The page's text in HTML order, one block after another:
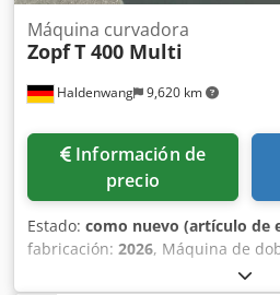
Haldenwang 9,620 km
Máquina curvadora
ZopfT 400 Multi
Información de
precio
Estado: como nuevo (artículo de
fabricación: 2026, Máquina de
Multiprograma - ZOPF - con